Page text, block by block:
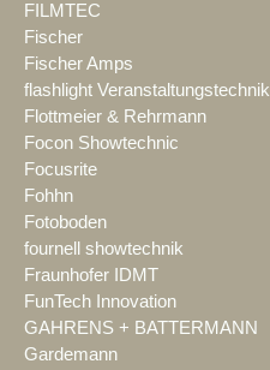
FILMTEC
Fischer
Fischer Amps
flashlight Veranstaltungstechnik
Flottmeier & Rehrmann
Focon Showtechnic
Focusrite
Fohhn
Fotoboden
fournell showtechnik
Fraunhofer IDMT
FunTech Innovation
GAHRENS + BATTERMANN
Gardemann